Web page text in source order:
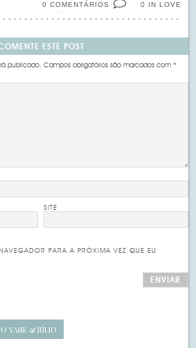
0 IN LOVE
0 COMENTÁRIOS
ESTE POST
publicado. Campos obrigatórios são marcados com*
SITE
PARA A PRÓXIMA VEZ QUE EU
YANE & JÚLIO